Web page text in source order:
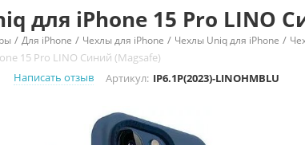
для iPhone 15 Pro LINO
/ Для iPhone / Чехлы для iPhone / Чехлы Uniq для iPhone /
15 Pro LINO Синий (Magsafe)
Написать отзыв
Артикул: IP6.1P(2023)-LINOHMBLU